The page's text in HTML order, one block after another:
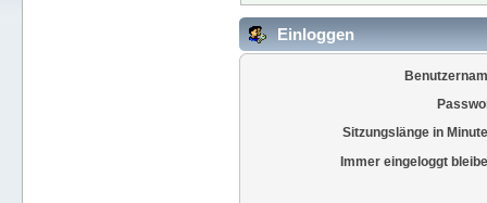
Einloggen
Sitzungslänge in
Immer eingeloggt